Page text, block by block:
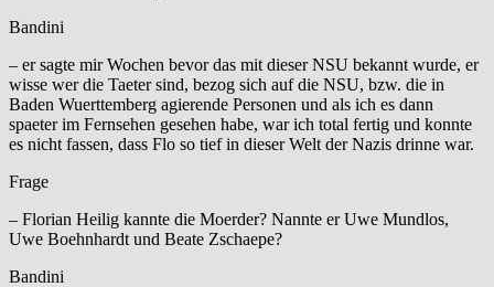
Bandini
– er sagte mir Wochen bevor das mit dieser NSU bekannt wurde, er
wisse wer die Taeter sind, bezog sich auf die NSU, bzw. die in
Baden Wuerttemberg agierende Personen und als ich es dann
spaeter im Fernsehen gesehen habe, war ich total fertig und konnte
es nicht fassen, dass Flo so tief in dieser Welt der Nazis drinne war.
Frage
– Florian Heilig kannte die Moerder? Nannte er Uwe Mundlos,
Uwe Boehnhardt und Beate Zschaepe?
Bandini